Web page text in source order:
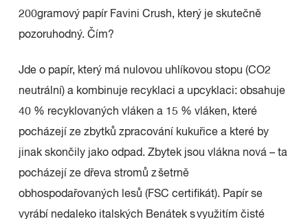
200gramový papír Favini Crush, který je skutečně
pozoruhodný. Čím?
Jde o papír, který má nulovou uhlíkovou stopu (CO2
neutrální) a kombinuje recyklaci a upcyklaci: obsahuje
40 % recyklovaných vláken a 15 % vláken, které
pocházejí ze zbytků zpracování kukuřice a které by
jinak skončily jako odpad. Zbytek jsou vlákna nová – ta
pocházejí ze dřeva stromů z šetrně
obhospodařovaných lesů (FSC certifikát). Papír se
vyrábí nedaleko italských Benátek s využitím čisté